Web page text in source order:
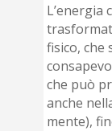
L’energia
fisico, che
che può
anche
mente),